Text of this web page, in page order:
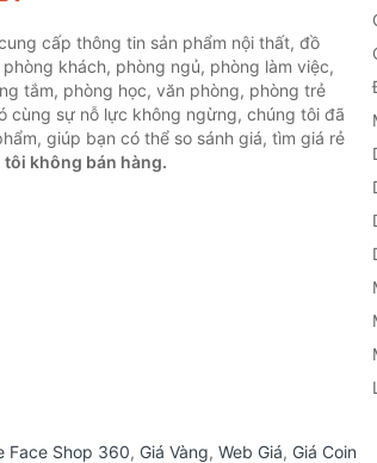
cấp thông tin sản phẩm nội thất, đồ
khách, phòng ngủ, phòng làm việc,
tắm, phòng học, văn phòng, phòng trẻ
cùng sự nỗ lực không ngừng, chúng tôi đã
giúp bạn có thể so sánh giá, tìm giá rẻ
tôi không bán hàng.
Face Shop 360, Giá Vàng, Web Giá, Giá Coin